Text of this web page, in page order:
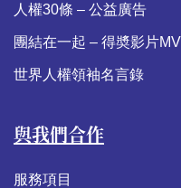
人權30條 – 公益廣告
團結在一起 – 得奬影片MV
世界人權領袖名言錄
與我們合作
服務項目